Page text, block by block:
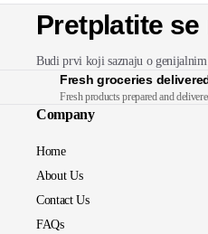
Pretplatite
Budi prvi koji saznaju o
Fresh groceries
Fresh products prepared and
Company
Home
About Us
Contact Us
FAQs